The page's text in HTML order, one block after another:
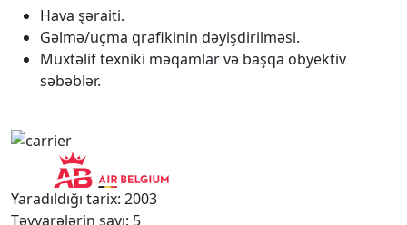
Hava şəraiti.
Gəlmə/uçma qrafikinin dəyişdirilməsi.
Müxtəlif texniki məqamlar və başqa obyektiv
səbəblər.
Yaradıldığı tarix: 2003
Təyyarələrin sayı: 5